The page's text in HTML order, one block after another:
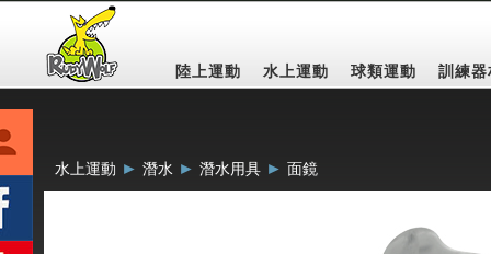
陸上運動 水上運動 球類運動 訓練
水上運動 ► 潛水 ► 潛水用具 ► 面鏡